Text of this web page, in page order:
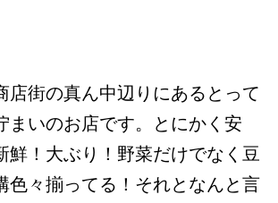
店街の真ん中辺りにあるとって
まいのお店です。とにかく安
鮮！大ぶり！野菜だけでなく豆
色々揃ってる！それとなんと言